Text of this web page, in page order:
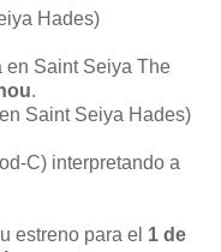
Hades)
en Saint Seiya The
.
Saint Seiya Hades)
C) interpretando a
estreno para el 1 de